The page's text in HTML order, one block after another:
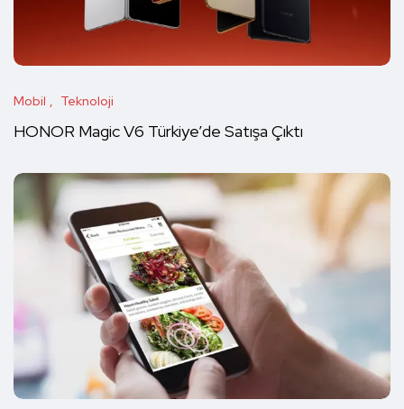
Mobil Teknoloji
HONOR Magic V6 Türkiye’de Satışa Çıktı